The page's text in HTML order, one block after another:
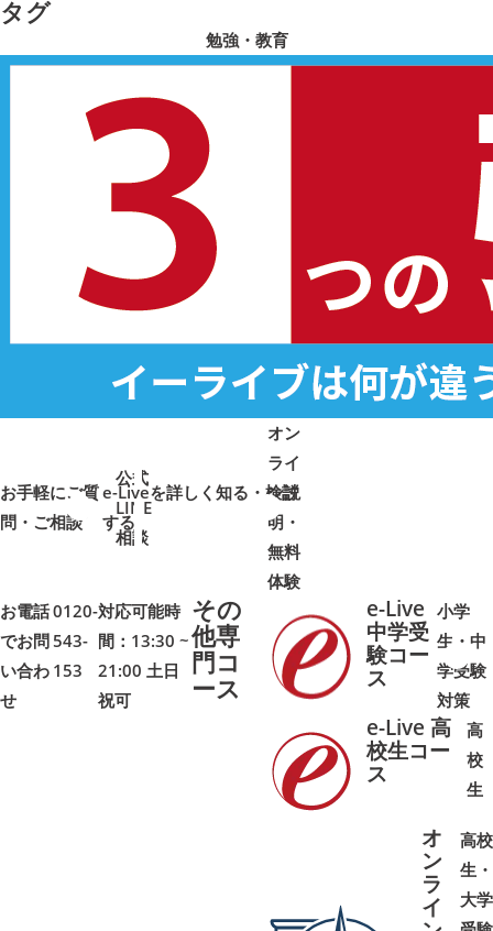
タグ
勉強・教育
公式
LINE
相談
お手軽にご質
問・ご相談➜ ➜
オン
ライ
ン説
明・
無料
体験
e-Liveを詳しく知る・検討
する
➜➜
お電話
でお問
い合わ
せ
0120-
543-
153
対応可能時
間：13:30 ~
21:00 土日
祝可
その
他専
門コ
ース
e-Live
中学受
験コー
ス
小学
生・中
学受験
対策
➜➜
e-Live 高
校生コー
ス
高
校
生
➜➜
オ
ン
ラ
イ
高校
生・
大学